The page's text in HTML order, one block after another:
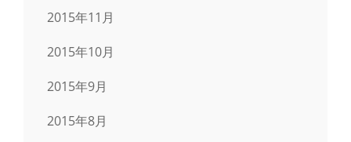
2015年11月
2015年10月
2015年9月
2015年8月